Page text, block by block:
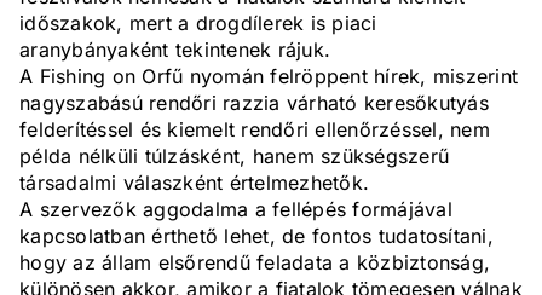
időszakok, mert a drogdílerek is piaci
aranybányaként tekintenek rájuk.
A Fishing on Orfű nyomán felröppent hírek, miszerint
nagyszabású rendőri razzia várható keresőkutyás
felderítéssel és kiemelt rendőri ellenőrzéssel, nem
példa nélküli túlzásként, hanem szükségszerű
társadalmi válaszként értelmezhetők.
A szervezők aggodalma a fellépés formájával
kapcsolatban érthető lehet, de fontos tudatosítani,
hogy az állam elsőrendű feladata a közbiztonság,
különösen akkor, amikor a fiatalok tömegesen válnak